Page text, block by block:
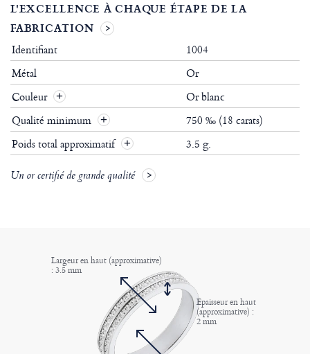
L'EXCELLENCE À CHAQUE ÉTAPE DE LA
FABRICATION
Identifiant
1004
Métal
Or
Couleur
Or blanc
Qualité minimum
750 ‰ (18 carats)
Poids total approximatif
3.5 g.
Un or certifié de grande qualité
Largeur en haut (approximative)
: 3.5 mm
Epaisseur en haut
(approximative) :
2 mm